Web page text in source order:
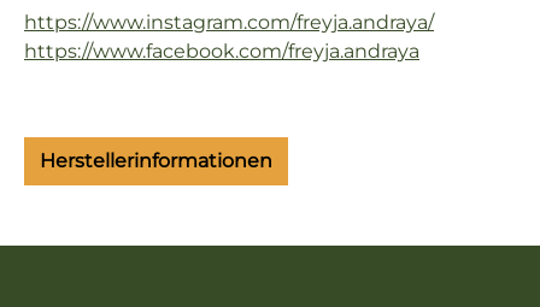
https://www.instagram.com/freyja.andraya/
https://www.facebook.com/freyja.andraya
Herstellerinformationen